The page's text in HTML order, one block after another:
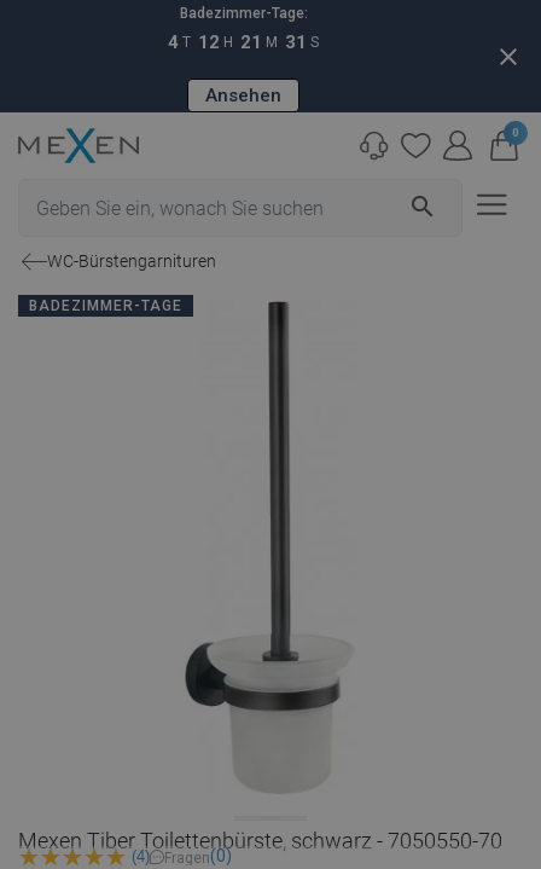
Badezimmer-Tage:
4 T 12 H 21 M 30 S
Ansehen
close
search
0
WC-Bürstengarnituren
BADEZIMMER-TAGE
Mexen Tiber Toilettenbürste, schwarz - 7050550-70
(4) Fragen(0)